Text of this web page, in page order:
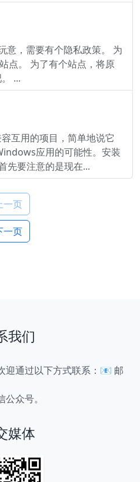
意，需要有个隐私政策。 为
点。 为了有个站点，将原
...
互用的项目，简单地说它
应用的可能性。安装
先要注意的是现在...
一页
一页
我们
迎通过以下方式联系：📧 邮
众号。
媒体